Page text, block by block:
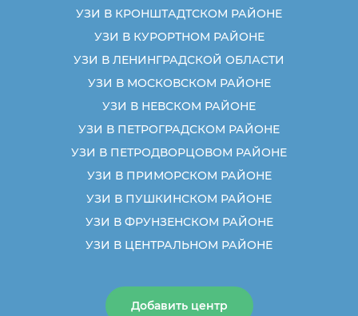
УЗИ В КРОНШТАДТСКОМ РАЙОНЕ
УЗИ В КУРОРТНОМ РАЙОНЕ
УЗИ В ЛЕНИНГРАДСКОЙ ОБЛАСТИ
УЗИ В МОСКОВСКОМ РАЙОНЕ
УЗИ В НЕВСКОМ РАЙОНЕ
УЗИ В ПЕТРОГРАДСКОМ РАЙОНЕ
УЗИ В ПЕТРОДВОРЦОВОМ РАЙОНЕ
УЗИ В ПРИМОРСКОМ РАЙОНЕ
УЗИ В ПУШКИНСКОМ РАЙОНЕ
УЗИ В ФРУНЗЕНСКОМ РАЙОНЕ
УЗИ В ЦЕНТРАЛЬНОМ РАЙОНЕ
Добавить центр